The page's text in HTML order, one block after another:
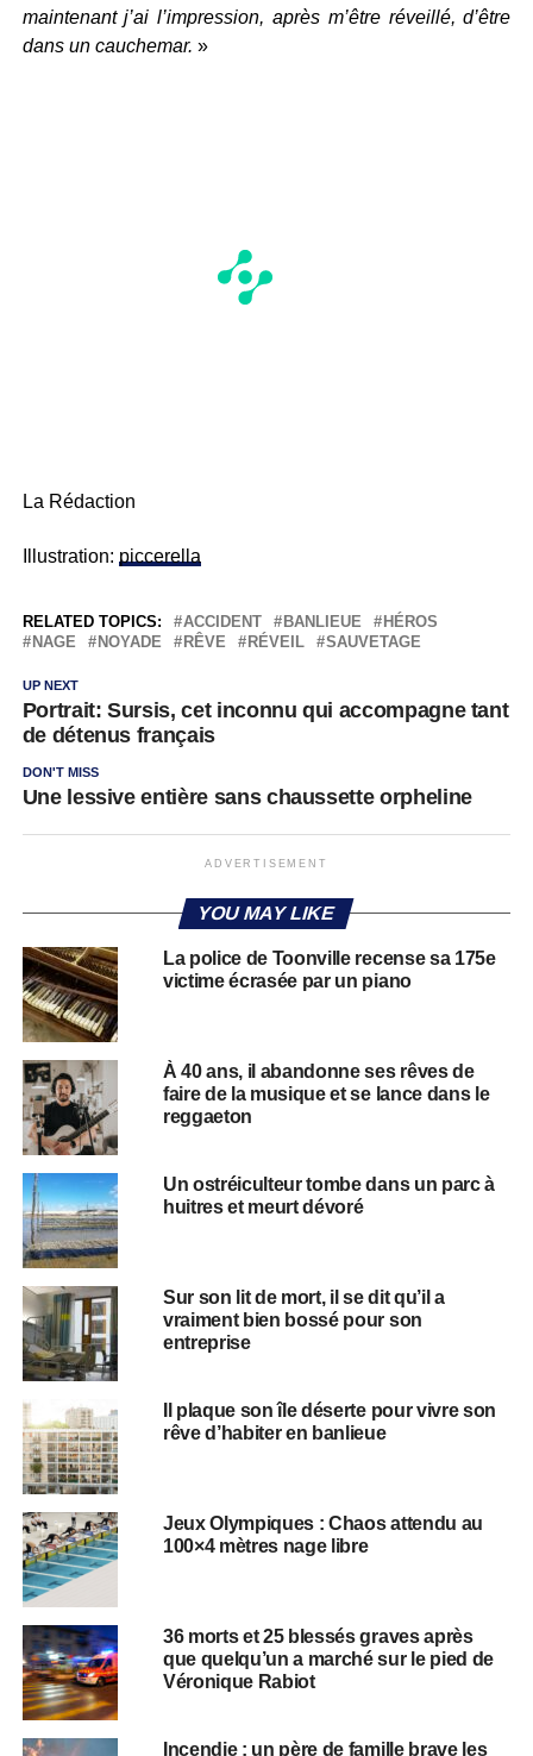
maintenant j’ai l’impression, après m’être réveillé, d’être
dans un cauchemar. »
La Rédaction
Illustration: piccerella
RELATED TOPICS: ACCIDENT BANLIEUE
HÉROS
NAGE
NOYADE RÊVE RÉVEIL SAUVETAGE
UP NEXT
Portrait: Sursis, cet inconnu qui accompagne tant
de détenus français
DON'T MISS
Une lessive entière sans chaussette orpheline
ADVERTISEMENT
YOU MAY LIKE
La police de Toonville recense sa 175e
victime écrasée par un piano
À 40 ans, il abandonne ses rêves de
faire de la musique et se lance dans le
reggaeton
Un ostréiculteur tombe dans un parc à
huitres et meurt dévoré
Sur son lit de mort, il se dit qu’il a
vraiment bien bossé pour son
entreprise
Il plaque son île déserte pour vivre son
rêve d’habiter en banlieue
Jeux Olympiques : Chaos attendu au
100×4 mètres nage libre
36 morts et 25 blessés graves après
que quelqu’un a marché sur le pied de
Véronique Rabiot
Incendie : un père de famille brave les